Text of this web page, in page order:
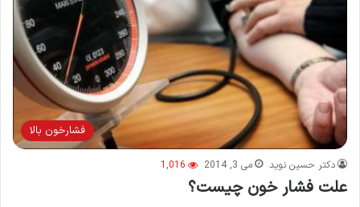
فشارخون بالا
دکتر حسین نوید می 3, 2014 1,016
علت فشار خون چیست؟